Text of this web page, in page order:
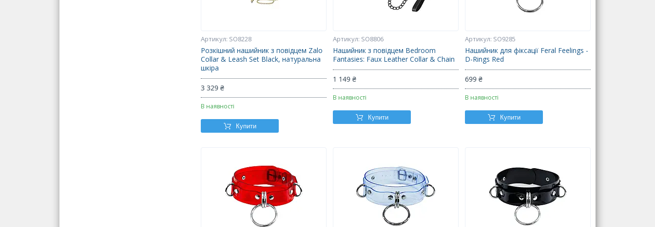
SO8228
Розкішний нашийник з повідцем Zalo
Collar & Leash Set Black, натуральна
шкіра
3 329 ₴
В наявності
Купити
SO8806
Нашийник з повідцем Bedroom
Fantasies: Faux Leather Collar & Chain
1 149 ₴
В наявності
Купити
SO9285
Нашийник для фіксації Feral Feelings -
D-Rings Red
699 ₴
В наявності
Купити